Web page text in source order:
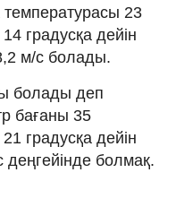
23
градусқа дейін
м/с болады.
болады деп
бағаны 35
градусқа дейін
деңгейінде болмақ.